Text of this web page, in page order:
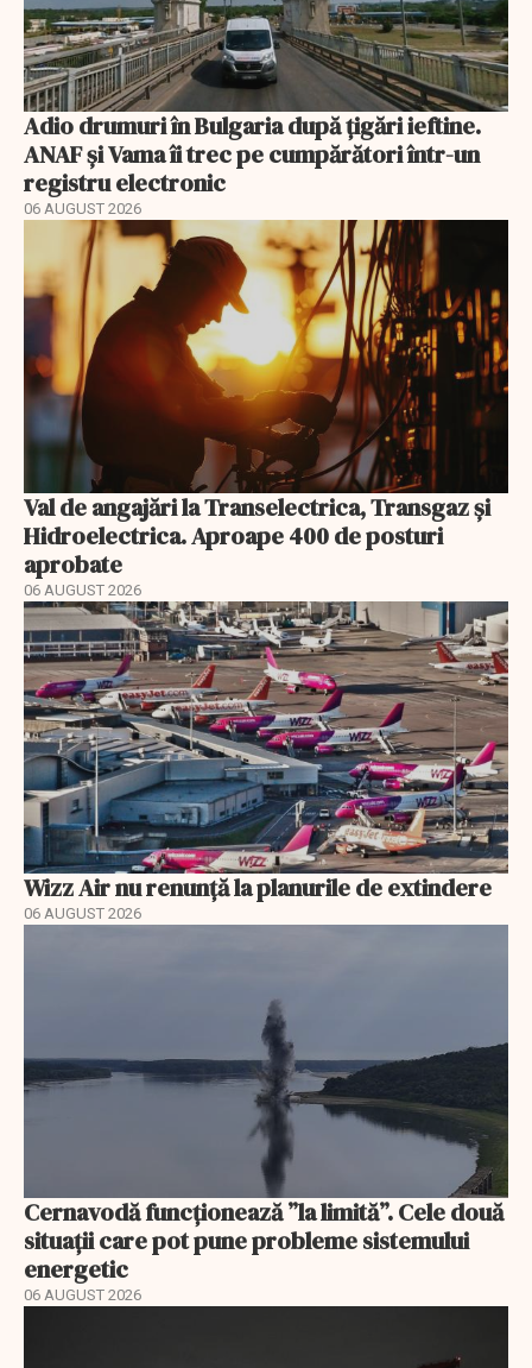
Adio drumuri în Bulgaria după țigări ieftine.
ANAF și Vama îi trec pe cumpărători într-un
registru electronic
06 AUGUST 2026
Val de angajări la Transelectrica, Transgaz și
Hidroelectrica. Aproape 400 de posturi
aprobate
06 AUGUST 2026
Wizz Air nu renunță la planurile de extindere
06 AUGUST 2026
Cernavodă funcționează ”la limită”. Cele două
situații care pot pune probleme sistemului
energetic
06 AUGUST 2026